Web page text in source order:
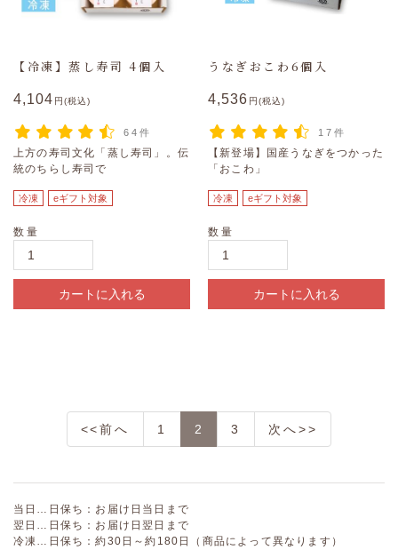
【冷凍】蒸し寿司 4個入
4,104 円(税込)
64件
上方の寿司文化「蒸し寿司」。伝
統のちらし寿司で
冷凍 eギフト対象
数量
カートに入れる
うなぎおこわ6個入
4,536 円(税込)
17件
【新登場】国産うなぎをつかった
「おこわ」
冷凍 eギフト対象
数量
カートに入れる
<<前へ 1 2 3 次へ>>
当日…日保ち：お届け日当日まで
翌日…日保ち：お届け日翌日まで
冷凍…日保ち：約30日～約180日（商品によって異なります）